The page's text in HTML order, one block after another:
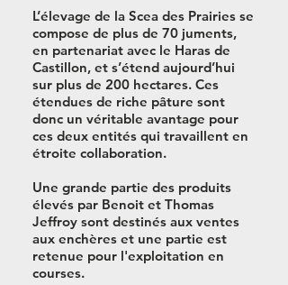
L’élevage de la Scea des Prairies se
compose de plus de 70 juments,
en partenariat avec le Haras de
Castillon, et s’étend aujourd’hui
sur plus de 200 hectares. Ces
étendues de riche pâture sont
donc un véritable avantage pour
ces deux entités qui travaillent en
étroite collaboration.
Une grande partie des produits
élevés par Benoit et Thomas
Jeffroy sont destinés aux ventes
aux enchères et une partie est
retenue pour l'exploitation en
courses.